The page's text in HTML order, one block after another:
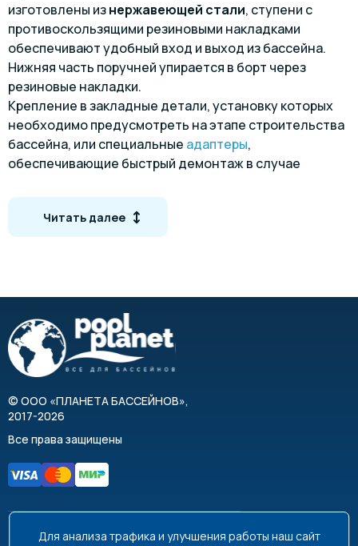
изготовлены изнержавеющей стали, ступени с
противоскользящими резиновыми накладками
обеспечивают удобный вход и выход из бассейна.
Нижняя часть поручней упирается в борт через
резиновые накладки.
Крепление в закладные детали, установку которых
необходимо предусмотреть на этапе строительства
бассейна, или специальные адаптеры,
обеспечивающие быстрый демонтаж в случае
Особенности
Крепление в закладные детали
Простой демонтаж
Крепление входит в комплект поставки
Габаритные размеры
Читать далее
© ООО «ПЛАНЕТА БАССЕЙНОВ»,
2017-2026
Все права защищены
Для анализа трафика и улучшения работы наш сайт